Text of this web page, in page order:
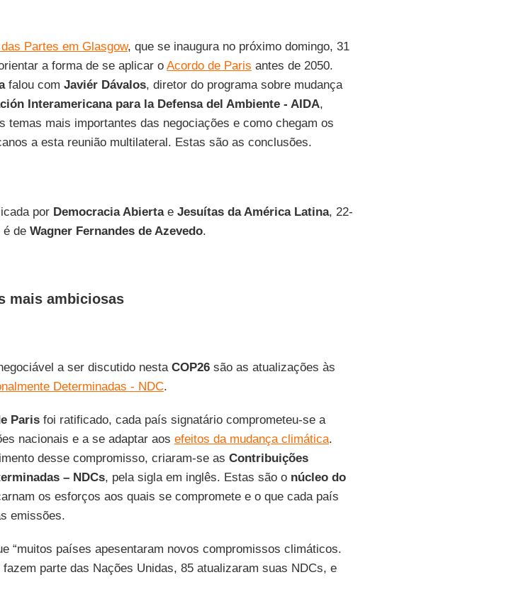
Partes em Glasgow, que se inaugura no próximo domingo, 31
a forma de se aplicar o Acordo de Paris antes de 2050.
falou com Javiér Dávalos, diretor do programa sobre mudança
Interamericana para la Defensa del Ambiente - AIDA,
temas mais importantes das negociações e como chegam os
a esta reunião multilateral. Estas são as conclusões.
por Democracia Abiertae Jesuítas da América Latina, 22-
é de Wagner Fernandes de Azevedo.
mais ambiciosas
a ser discutido nesta COP26são as atualizações às
Determinadas - NDC.
Parisfoi ratificado, cada país signatário comprometeu-se a
nacionais e a se adaptar aos efeitos da mudança climática.
desse compromisso, criaram-se as Contribuições
– NDCs, pela sigla em inglês. Estas são o núcleo do
os esforços aos quais se compromete e o que cada país
emissões.
“muitos países apesentaram novos compromissos climáticos.
parte das Nações Unidas, 85 atualizaram suas NDCs, e